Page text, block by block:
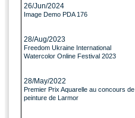
26/Jun/2024
Image Demo PDA 176
28/Aug/2023
Freedom Ukraine International
Watercolor Online Festival 2023
28/May/2022
Premier Prix Aquarelle au concours de
peinture de Larmor